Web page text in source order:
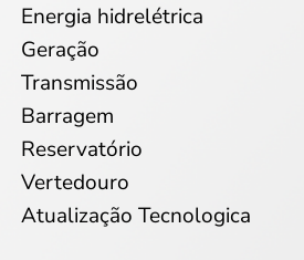
Energia hidrelétrica
Geração
Transmissão
Barragem
Reservatório
Vertedouro
Atualização Tecnologica